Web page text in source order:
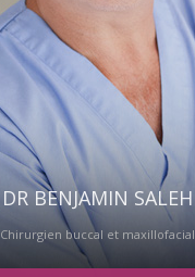
DR BENJAMIN SALEH
Chirurgien buccal et maxillofacial